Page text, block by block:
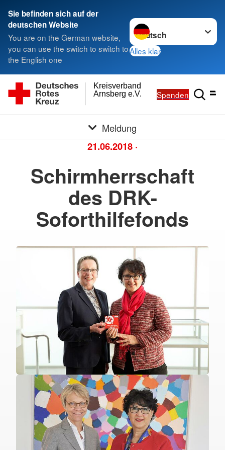
Sie befinden sich auf der
deutschen Website
You are on the German website,
you can use the switch to switch to
the English one
Sprache wechseln zu
Alles klar
Arnsberg e.V.
Kreisverband
Spenden
Meldung
21.06.2018 ·
Schirmherrschaft
des DRK-
Soforthilfefonds